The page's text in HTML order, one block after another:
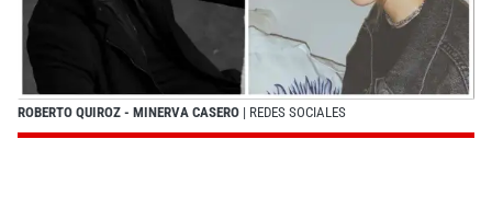
ROBERTO QUIROZ - MINERVA CASERO | REDES SOCIALES